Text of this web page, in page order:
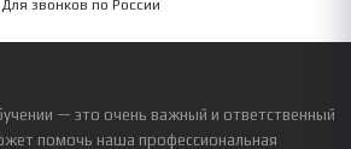
Для звонков по России
— это очень важный и ответственный
помочь наша профессиональная